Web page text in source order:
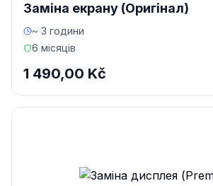
Заміна екрану (Оригінал)
~ 3 години
6 місяців
1 490,00 Kč